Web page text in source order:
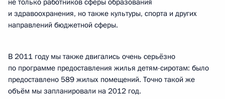
не только работников сферы образования
и здравоохранения, но также культуры, спорта и других
направлений бюджетной сферы.
В 2011 году мы также двигались очень серьёзно
по программе предоставления жилья детям-сиротам: было
предоставлено 589 жилых помещений. Точно такой же
объём мы запланировали на 2012 год.